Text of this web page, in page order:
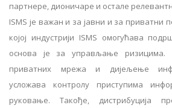
партнере, дионичаре и остале
ISMS је важан и за јавни и за приватни
којој индустрији ISMS омогућава
основа је за управљање ризицима.
приватних мрежа и дијељење
усложава контролу приступима
руковање. Такође, дистрибуција